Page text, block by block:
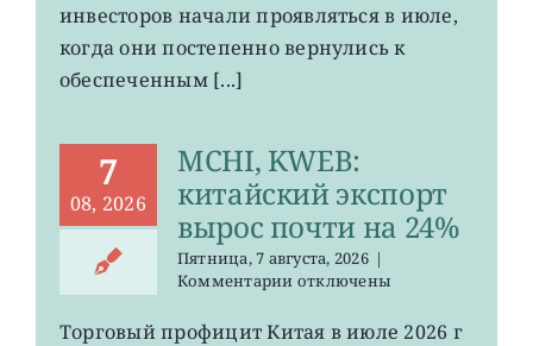
инвесторов начали проявляться в июле,
когда они постепенно вернулись к
обеспеченным [...]
7
08, 2026
MCHI, KWEB:
китайский экспорт
вырос почти на 24%
Пятница, 7 августа, 2026 |
Комментариик
MCHI,
отключены
Торговый профицит Китая в июле 2026 г